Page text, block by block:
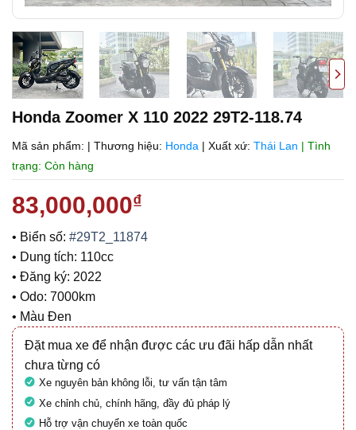
Honda Zoomer X 110 2022 29T2-118.74
Mã sản phẩm: | Thương hiệu: Honda | Xuất xứ: Thái Lan | Tình
trạng: Còn hàng
83,000,000₫
• Biển số: #29T2_11874
• Dung tích: 110cc
• Đăng ký: 2022
• Odo: 7000km
• Màu Đen
Đặt mua xe để nhận được các ưu đãi hấp dẫn nhất
chưa từng có
Xe nguyên bản không lỗi, tư vấn tận tâm
Xe chỉnh chủ, chính hãng, đầy đủ pháp lý
Hỗ trợ vận chuyển xe toàn quốc